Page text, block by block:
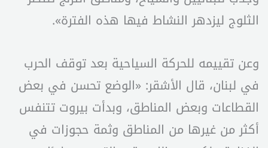
الثلوج ليزدهر النشاط فيها هذه الفترة».
وعن تقييمه للحركة السياحية بعد توقف الحرب
في لبنان، قال الأشقر: «الوضع تحسن في بعض
القطاعات وبعض المناطق، وبدأت بيروت تتنفس
أكثر من غيرها من المناطق وثمة حجوزات في